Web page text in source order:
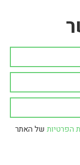
הפרטיות של האתר